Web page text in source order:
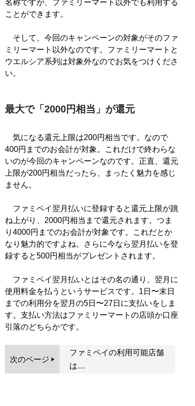
名称ですが、ファミリーマート以外でも利用する
ことができます。
そして、今回のキャンペーンの対象がそのファ
ミリーマート以外なのです。ファミリーマートと
ウエルシア系列は対象外なのでお気をつけくださ
い。
最大で「2000円相当」が還元
気になる還元上限は200円相当です。なので
400円までのお会計が対象。これだけで終わらな
いのが今回のキャンペーンなのです。正直、還元
上限が200円相当だったら、まったく魅力を感じ
ません。
ファミペイ翌月払いに登録すると還元上限が跳
ね上がり、2000円相当まで還元されます。つま
り4000円までのお会計が対象です。これだとか
なり魅力的ですよね。さらに今なら翌月払いを登
録すると500円相当がプレゼントされます。
ファミペイ翌月払いとはその名の通り、翌月に
使用料金を払うというサービスです。1日〜末日
までの利用分を翌月の5日〜27日に支払いをしま
す。支払い方法はファミリーマートの店頭か口座
引落のどちらかです。
次のページ
ファミペイの利用可能店舗
は…